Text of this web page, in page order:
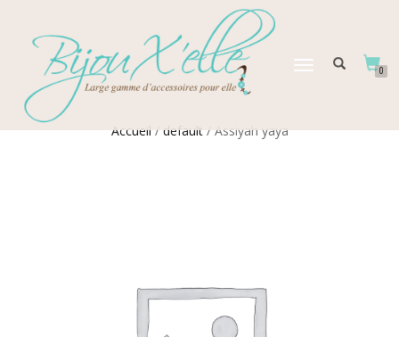
DÉPLIER
0
Accueil/default/ Assiyah yaya